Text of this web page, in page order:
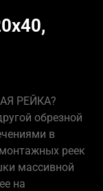
РЕЙКА?
обрезной
в
реек
массивной
на